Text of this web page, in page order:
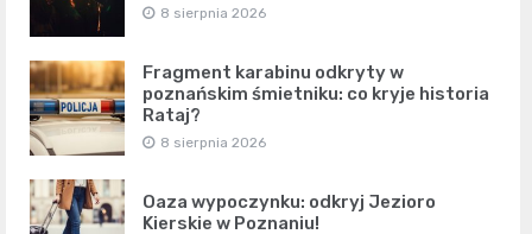
8 sierpnia 2026
Fragment karabinu odkryty w
poznańskim śmietniku: co kryje historia
Rataj?
8 sierpnia 2026
Oaza wypoczynku: odkryj Jezioro
Kierskie w Poznaniu!